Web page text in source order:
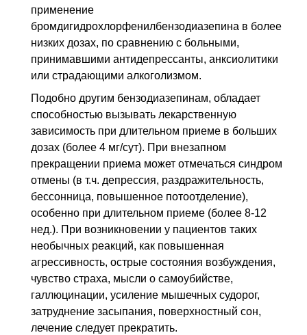
применение
бромдигидрохлорфенилбензодиазепина в более
низких дозах, по сравнению с больными,
принимавшими антидепрессанты, анксиолитики
или страдающими алкоголизмом.
Подобно другим бензодиазепинам, обладает
способностью вызывать лекарственную
зависимость при длительном приеме в больших
дозах (более 4 мг/сут). При внезапном
прекращении приема может отмечаться синдром
отмены (в т.ч. депрессия, раздражительность,
бессонница, повышенное потоотделение),
особенно при длительном приеме (более 8-12
нед.). При возникновении у пациентов таких
необычных реакций, как повышенная
агрессивность, острые состояния возбуждения,
чувство страха, мысли о самоубийстве,
галлюцинации, усиление мышечных судорог,
затруднение засыпания, поверхностный сон,
лечение следует прекратить.